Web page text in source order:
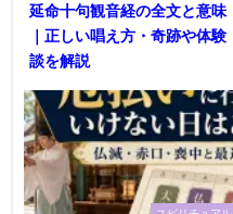
延命十句観音経の全文と意味
｜正しい唱え方・奇跡や体験
談を解説